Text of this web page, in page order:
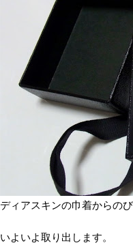
ディアスキンの巾着からの
いよいよ取り出します。